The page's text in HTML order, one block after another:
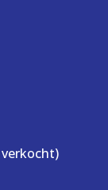
verkocht)